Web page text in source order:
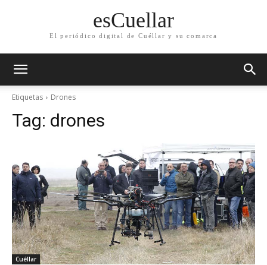
esCuellar
El periódico digital de Cuéllar y su comarca
Etiquetas Drones
Tag: drones
Cuéllar